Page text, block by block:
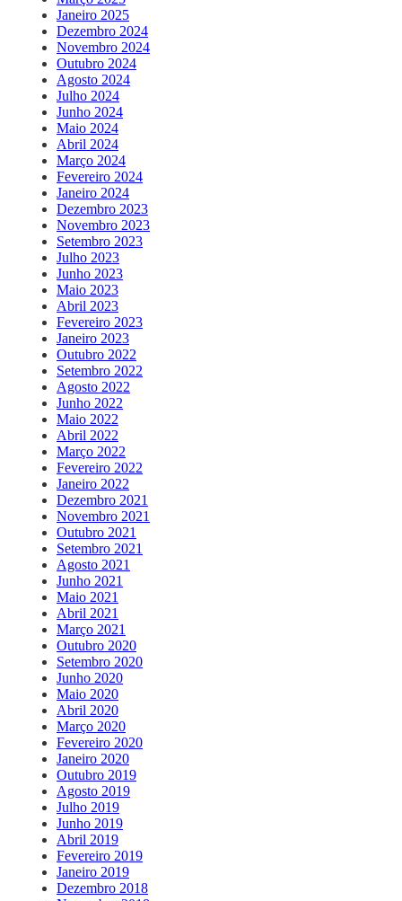
Janeiro 2025
Dezembro 2024
Novembro 2024
Outubro 2024
Agosto 2024
Julho 2024
Junho 2024
Maio 2024
Abril 2024
Março 2024
Fevereiro 2024
Janeiro 2024
Dezembro 2023
Novembro 2023
Setembro 2023
Julho 2023
Junho 2023
Maio 2023
Abril 2023
Fevereiro 2023
Janeiro 2023
Outubro 2022
Setembro 2022
Agosto 2022
Junho 2022
Maio 2022
Abril 2022
Março 2022
Fevereiro 2022
Janeiro 2022
Dezembro 2021
Novembro 2021
Outubro 2021
Setembro 2021
Agosto 2021
Junho 2021
Maio 2021
Abril 2021
Março 2021
Outubro 2020
Setembro 2020
Junho 2020
Maio 2020
Abril 2020
Março 2020
Fevereiro 2020
Janeiro 2020
Outubro 2019
Agosto 2019
Julho 2019
Junho 2019
Abril 2019
Fevereiro 2019
Janeiro 2019
Dezembro 2018